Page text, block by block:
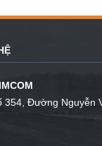
354, Đường Nguyễn